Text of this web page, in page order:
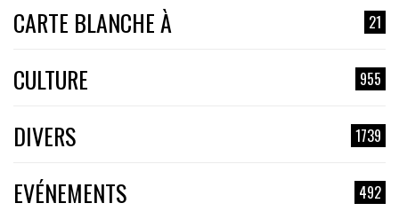
CARTE BLANCHE À 21
CULTURE 955
DIVERS 1739
EVÉNEMENTS 492